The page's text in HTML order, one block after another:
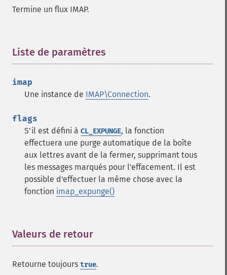
Termine un flux IMAP.
Liste de paramètres
imap
Une instance de IMAP\Connection.
flags
S'il est défini à CL_EXPUNGE, la fonction
effectuera une purge automatique de la boîte
aux lettres avant de la fermer, supprimant tous
les messages marqués pour l'effacement. Il est
possible d'effectuer la même chose avec la
fonction imap_expunge()
Valeurs de retour
Retourne toujours true.